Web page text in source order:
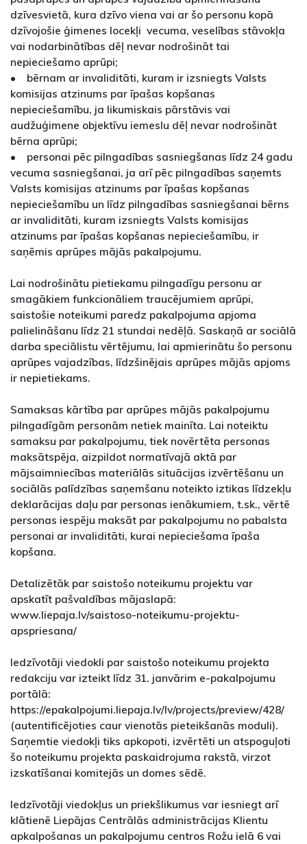
dzīvesvietā, kura dzīvo viena vai ar šo personu kopā
dzīvojošie ģimenes locekļi vecuma, veselības stāvokļa
vai nodarbinātības dēļ nevar nodrošināt tai
nepieciešamo aprūpi;
• bērnam ar invaliditāti, kuram ir izsniegts Valsts
komisijas atzinums par īpašas kopšanas
nepieciešamību, ja likumiskais pārstāvis vai
audžuģimene objektīvu iemeslu dēļ nevar nodrošināt
bērna aprūpi;
• personai pēc pilngadības sasniegšanas līdz 24 gadu
vecuma sasniegšanai, ja arī pēc pilngadības saņemts
Valsts komisijas atzinums par īpašas kopšanas
nepieciešamību un līdz pilngadības sasniegšanai bērns
ar invaliditāti, kuram izsniegts Valsts komisijas
atzinums par īpašas kopšanas nepieciešamību, ir
saņēmis aprūpes mājās pakalpojumu.
Lai nodrošinātu pietiekamu pilngadīgu personu ar
smagākiem funkcionāliem traucējumiem aprūpi,
saistošie noteikumi paredz pakalpojuma apjoma
palielināšanu līdz 21 stundai nedēļā. Saskaņā ar sociālā
darba speciālistu vērtējumu, lai apmierinātu šo personu
aprūpes vajadzības, līdzšinējais aprūpes mājās apjoms
ir nepietiekams.
Samaksas kārtība par aprūpes mājās pakalpojumu
pilngadīgām personām netiek mainīta. Lai noteiktu
samaksu par pakalpojumu, tiek novērtēta personas
maksātspēja, aizpildot normatīvajā aktā par
mājsaimniecības materiālās situācijas izvērtēšanu un
sociālās palīdzības saņemšanu noteikto iztikas līdzekļu
deklarācijas daļu par personas ienākumiem, t.sk., vērtē
personas iespēju maksāt par pakalpojumu no pabalsta
personai ar invaliditāti, kurai nepieciešama īpaša
kopšana.
Detalizētāk par saistošo noteikumu projektu var
apskatīt pašvaldības mājaslapā:
www.liepaja.lv/saistoso-noteikumu-projektu-
apspriesana/
Iedzīvotāji viedokli par saistošo noteikumu projekta
redakciju var izteikt līdz 31. janvārim e-pakalpojumu
portālā:
https://epakalpojumi.liepaja.lv/lv/projects/preview/428/
(autentificējoties caur vienotās pieteikšanās moduli).
Saņemtie viedokļi tiks apkopoti, izvērtēti un atspoguļoti
šo noteikumu projekta paskaidrojuma rakstā, virzot
izskatīšanai komitejās un domes sēdē.
Iedzīvotāji viedokļus un priekšlikumus var iesniegt arī
klātienē Liepājas Centrālās administrācijas Klientu
apkalpošanas un pakalpojumu centros Rožu ielā 6 vai